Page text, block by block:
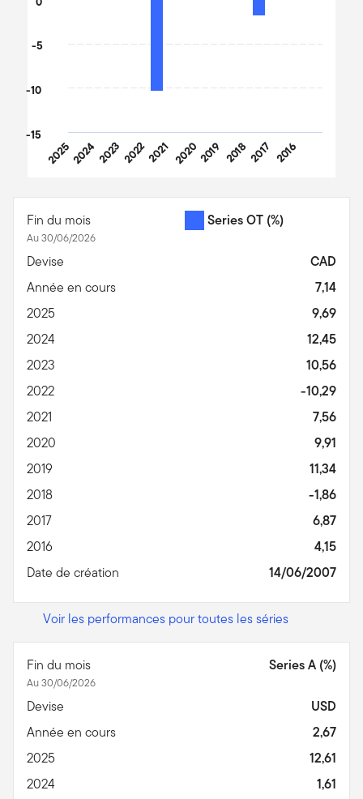
20252024202320222021 20202019 20182017 2016
-15
-10
-5
Fin du mois
Au 30/06/2026
Series OT (%)
Devise
CAD
Année en cours
7,14
2025
9,69
2024
12,45
2023
10,56
2022
-10,29
2021
7,56
2020
9,91
2019
11,34
2018
-1,86
2017
6,87
2016
4,15
Date de création
14/06/2007
Voir les performances pour toutes les séries
Fin du mois
Au 30/06/2026
Series A (%)
Devise
USD
Année en cours
2,67
2025
12,61
2024
1,61